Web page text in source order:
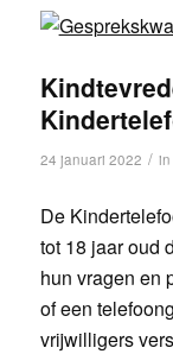
24 januari 2022 / in
De
tot 18 jaar oud
hun vragen en
of een
vrijwilligers